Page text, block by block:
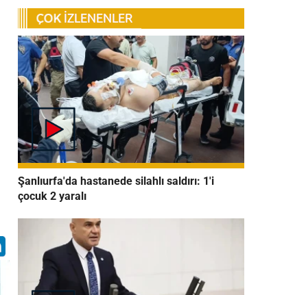
Şanlıurfa'da hastanede silahlı saldırı: 1'i
çocuk 2 yaralı